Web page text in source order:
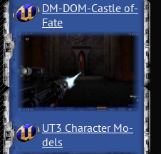
DM-DOM-Castle of­
Fate
UT3 Character Mo­
dels